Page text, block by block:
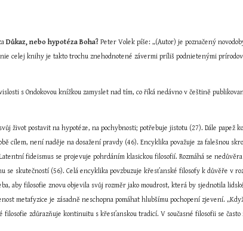
Důkaz, nebo hypotéza Boha? Peter Volek píše: „(Autor) je poznačený
celej knihy je takto trochu znehodnotené závermi príliš podnietenými
s Ondokovou knížkou zamyslet nad tím, co říká nedávno v češtině
život postavit na hypotéze, na pochybnosti; potřebuje jistotu (27). Dále papež
cílem, není naděje na dosažení pravdy (46). Encyklika považuje za falešnou
fideismus se projevuje pohrdáním klasickou filosofií. Rozmáhá se
se skutečností (56). Celá encyklika povzbuzuje křesťanské filosofy k důvěře v
aby filosofie znovu objevila svůj rozměr jako moudrost, která by sjednotila
metafyzice je zásadně neschopna pomáhat hlubšímu pochopení zjevení.
zdůrazňuje kontinuitu s křesťanskou tradicí. V současné filosofii se často